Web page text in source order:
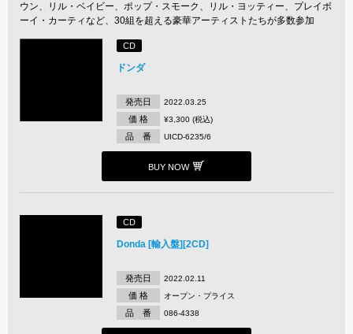
ウン、リル・ベイビー、ポップ・スモーク、リル・ヨッティー、プレイボ
ーイ・カーティなど、30組を超える豪華アーティストたちが多数参加
CD
ドンダ
発売日 2022.03.25
価 格 ¥3,300 (税込)
品 番 UICD-6235/6
BUY NOW
CD
Donda [輸入盤][2CD]
発売日 2022.02.11
価 格 オープン・プライス
品 番 086-4338